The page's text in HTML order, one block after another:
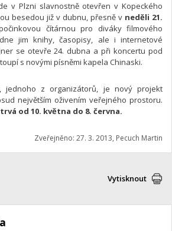
v Plzni slavnostně otevřen v Kopeckého
besedou již v dubnu, přesně v neděli 21.
čítárnou pro diváky filmového
jim knihy, časopisy, ale i internetové
se otevře 24. dubna a při koncertu pod
s novými písněmi kapela Chinaski.
jednoho z organizátorů, je nový projekt
největším oživením veřejného prostoru.
od 10. května do 8. června.
Zveřejněno: 27. 3. 2013, Pecuch Martin
Vytisknout